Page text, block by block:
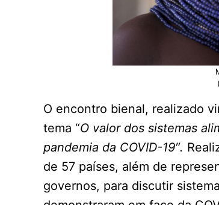
O encontro bienal, realizado
tema “O valor dos sistemas
pandemia da COVID-19″.
de 57 países, além de
governos, para discutir